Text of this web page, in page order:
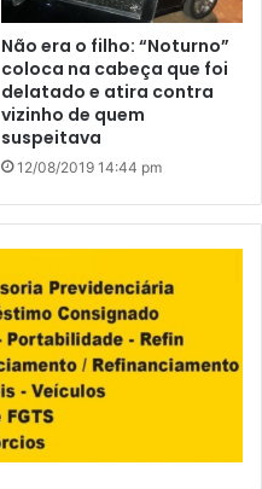
Não era o filho: “Noturno”
coloca na cabeça que foi
delatado e atira contra
vizinho de quem
suspeitava
12/08/2019 14:44 pm